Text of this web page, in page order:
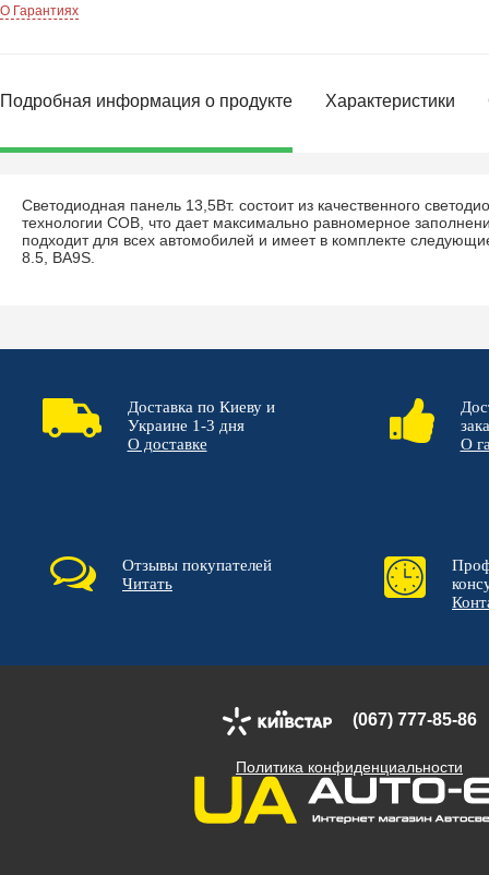
О Гарантиях
Подробная информация о продукте Характеристики
Светодиодная панель 13,5Вт. состоит из качественного
технологии COB, что дает максимально равномерное
подходит для всех автомобилей и имеет в комплекте
8.5, BA9S.
Доставка по Киеву и
Украине 1-3 дня
О доставке
О
Отзывы покупателей
Читать
(067) 777-85-86
Политика конфиденциальности